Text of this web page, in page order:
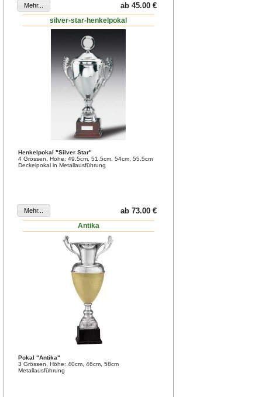
ab 45.00 €
silver-star-henkelpokal
Henkelpokal "Silver Star"
4 Grössen, Höhe: 49.5cm, 51.5cm, 54cm, 55.5cm
Deckelpokal in Metallausführung
ab 73.00 €
Antika
Pokal "Antika"
3 Grössen, Höhe: 40cm, 46cm, 58cm
Metallausführung